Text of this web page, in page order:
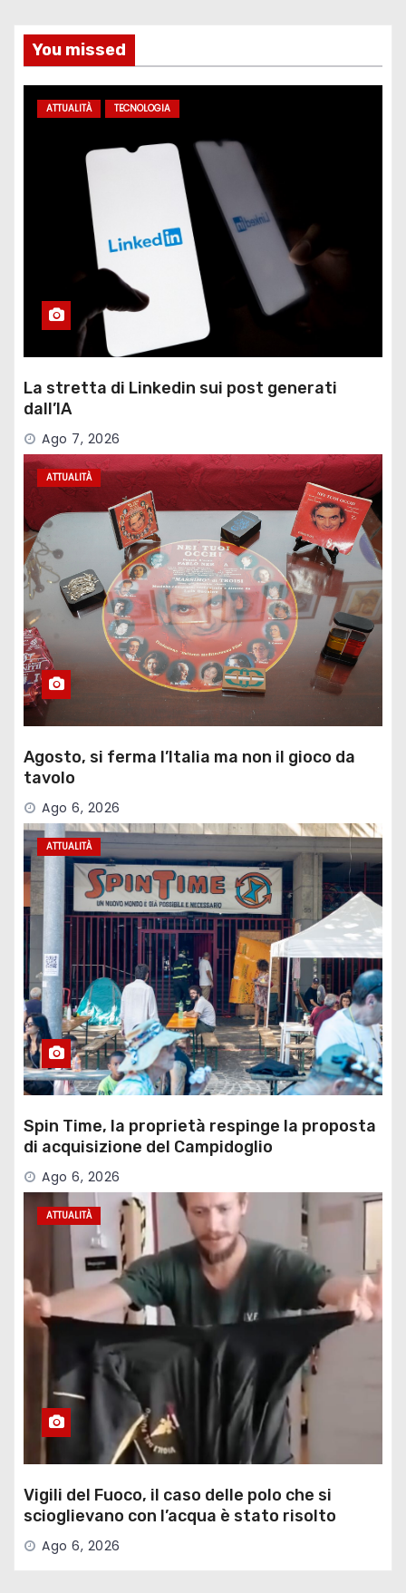
You missed
ATTUALITÀ TECNOLOGIA
La stretta di Linkedin sui post generati
dall’IA
Ago 7, 2026
ATTUALITÀ
Agosto, si ferma l’Italia ma non il gioco da
tavolo
Ago 6, 2026
ATTUALITÀ
Spin Time, la proprietà respinge la proposta
di acquisizione del Campidoglio
Ago 6, 2026
ATTUALITÀ
Vigili del Fuoco, il caso delle polo che si
scioglievano con l’acqua è stato risolto
Ago 6, 2026